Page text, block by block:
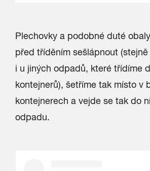
Plechovky a podobné duté
před tříděním sešlápnout (stejně
i u jiných odpadů, které třídíme
kontejnerů), šetříme tak místo v
kontejnerech a vejde se tak do
odpadu.